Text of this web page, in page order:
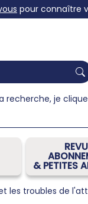
pour connaître
recherche, je clique
& PETITES
les troubles de